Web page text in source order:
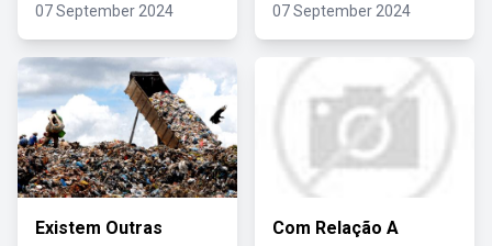
07 September 2024 07 September 2024
Existem Outras
Com Relação A